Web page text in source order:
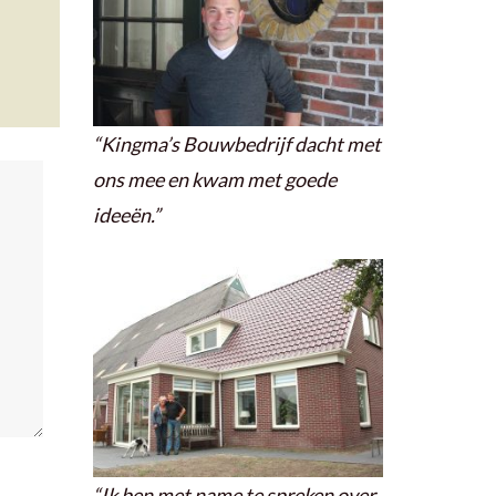
“Kingma’s Bouwbedrijf dacht met
ons mee en kwam met goede
ideeën.”